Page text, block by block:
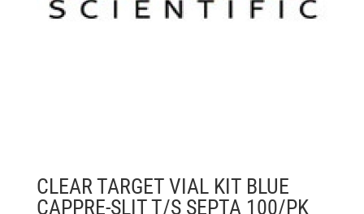
CLEAR TARGET VIAL KIT BLUE
CAPPRE-SLIT T/S SEPTA 100/PK